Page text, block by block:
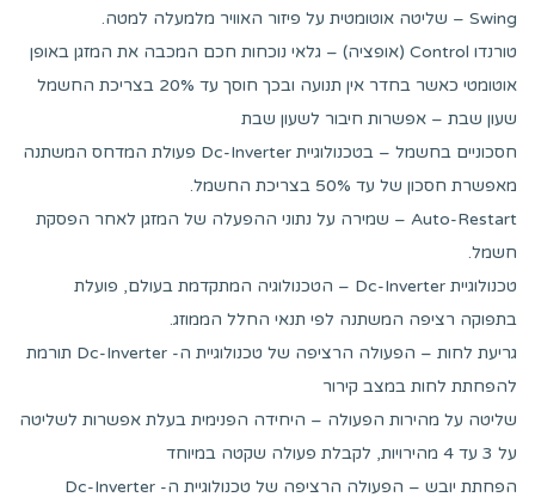
Swing – שליטה אוטומטית על פיזור האוויר מלמעלה למטה.
טורנדו Control (אופציה) – גלאי נוכחות חכם המכבה את המזגן באופן
אוטומטי כאשר בחדר אין תנועה ובכך חוסך עד 20% בצריכת החשמל
שעון שבת – אפשרות חיבור לשעון שבת
חסכוניים בחשמל – בטכנולוגיית Dc-Inverter פעולת המדחס המשתנה
מאפשרת חסכון של עד 50% בצריכת החשמל.
Auto-Restart – שמירה על נתוני ההפעלה של המזגן לאחר הפסקת
חשמל.
טכנולוגיית Dc-Inverter – הטכנולוגיה המתקדמת בעולם, פועלת
בתפוקה רציפה המשתנה לפי תנאי החלל הממוזג.
גריעת לחות – הפעולה הרציפה של טכנולוגיית ה- Dc-Inverter תורמת
להפחתת לחות במצב קירור
שליטה על מהירות הפעולה – היחידה הפנימית בעלת אפשרות לשליטה
על 3 עד 4 מהירויות, לקבלת פעולה שקטה במיוחד
הפחתת יובש – הפעולה הרציפה של טכנולוגיית ה- Dc-Inverter